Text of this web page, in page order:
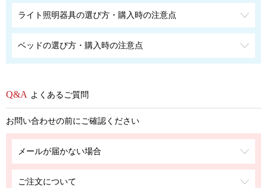
ライト照明器具の選び方・購入時の注意点
ベッドの選び方・購入時の注意点
よくあるご質問
お問い合わせの前にご確認ください
メールが届かない場合
ご注文について